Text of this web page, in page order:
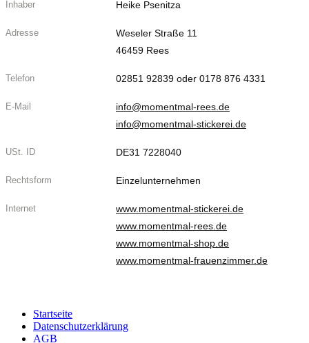
Inhaber Heike Psenitza
Adresse
Weseler Straße 11
46459 Rees
Telefon 02851 92839 oder 0178 876 4331
E-Mail
info@momentmal-rees.de
info@momentmal-stickerei.de
USt. ID DE31 7228040
Rechtsform Einzelunternehmen
Internet
www.momentmal-stickerei.de
www.momentmal-rees.de
www.momentmal-shop.de
www.momentmal-frauenzimmer.de
Startseite
Datenschutzerklärung
AGB